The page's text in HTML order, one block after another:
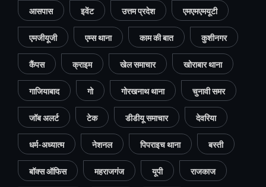
आसपास इवेंट उत्तम प्रदेश एमएमएमयूटी
एमजीयूजी एम्स थाना काम की बात कुशीनगर
कैंपस क्राइम खेल समाचार खोराबार थाना
गाजियाबाद गो गोरखनाथ थाना चुनावी समर
जॉब अलर्ट टेक डीडीयू समाचार देवरिया
धर्म-अध्यात्म नेशनल पिपराइच थाना बस्ती
बॉक्स ऑफिस महराजगंज यूपी राजकाज